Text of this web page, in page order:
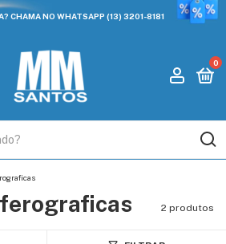
CHAMA NO WHATSAPP (13) 3201-8181
0
2 produtos